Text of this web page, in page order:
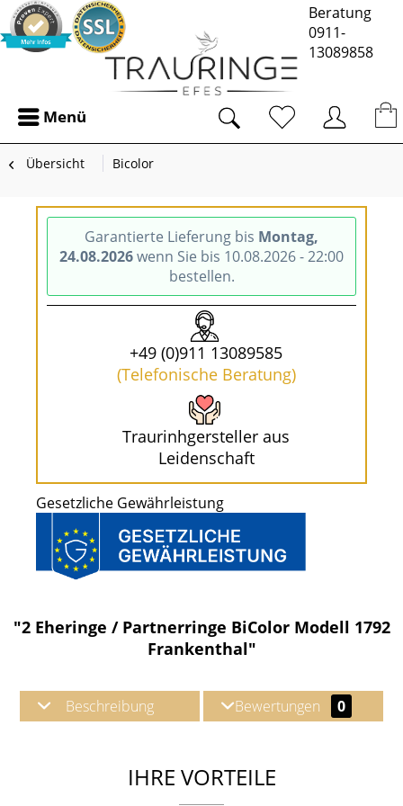
Beratung
0911-
13089858
Menü
Übersicht Bicolor
Garantierte Lieferung bis Montag,
24.08.2026wenn Sie bis 10.08.2026 - 22:00
bestellen.
+49 (0)911 13089585
(Telefonische Beratung)
Traurinhgersteller aus
Leidenschaft
Gesetzliche Gewährleistung
"2 Eheringe / Partnerringe BiColor Modell 1792
Frankenthal"
Beschreibung Bewertungen 0
IHRE VORTEILE